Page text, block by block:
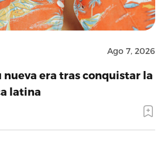
Ago 7, 2026
nueva era tras conquistar la
latina